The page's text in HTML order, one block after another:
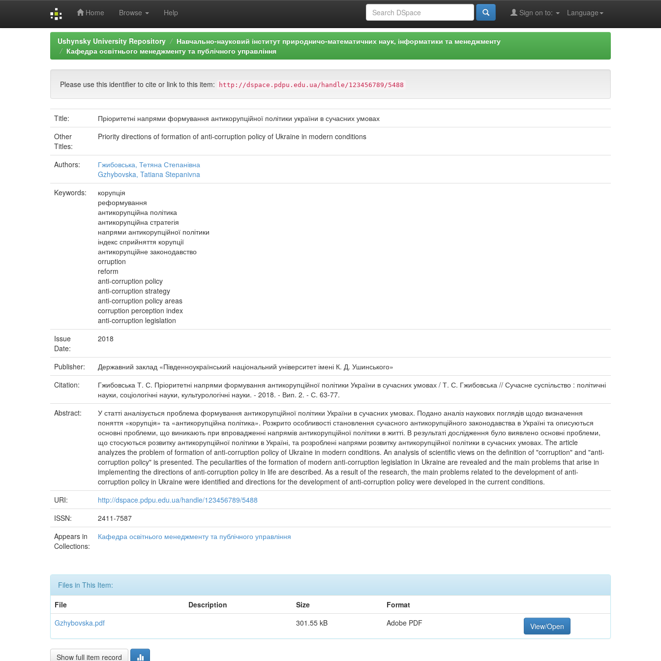
Home Browse Help Language
Sign on to:
Ushynsky University Repository
Навчально-науковий інститут природничо-математичних наук, інформатики та менеджменту
Кафедра освітнього менеджменту та публічного управління
Please use this identifier to cite or link to this item: http://dspace.pdpu.edu.ua/handle/123456789/5488
Title:
Пріоритетні напрями формування антикорупційної політики україни в сучасних умовах
Other
Titles:
Priority directions of formation of anti-corruption policy of Ukraine in modern conditions
Authors:
Гжибовська, Тетяна Степанівна
Gzhybovska, Tatiana Stepanivna
Keywords:
корупція
реформування
антикорупційна політика
антикорупційна стратегія
напрями антикорупційної політики
індекс сприйняття корупції
антикорупційне законодавство
orruption
reform
anti-corruption policy
anti-corruption strategy
anti-corruption policy areas
corruption perception index
anti-corruption legislation
Issue
Date:
2018
Publisher:
Державний заклад «Південноукраїнський національний університет імені К. Д. Ушинського»
Citation:
Гжибовська Т. С. Пріоритетні напрями формування антикорупційної політики України в сучасних умовах / Т. С. Гжибовська // Сучасне суспільство : політичні
науки, соціологічні науки, культурологічні науки. - 2018. - Вип. 2. - С. 63-77.
Abstract:
У статті аналізується проблема формування антикорупційної політики України в сучасних умовах. Подано аналіз наукових поглядів щодо визначення
поняття «корупція» та «антикорупційна політика». Розкрито особливості становлення сучасного антикорупційного законодавства в Україні та описуються
основні проблеми, що виникають при впровадженні напрямів антикорупційної політики в житті. В результаті дослідження було виявлено основні проблеми,
що стосуються розвитку антикорупційної політики в Україні, та розроблені напрями розвитку антикорупційної політики в сучасних умовах. The article
analyzes the problem of formation of anti-corruption policy of Ukraine in modern conditions. An analysis of scientific views on the definition of "corruption" and "anti-
corruption policy" is presented. The peculiarities of the formation of modern anti-corruption legislation in Ukraine are revealed and the main problems that arise in
implementing the directions of anti-corruption policy in life are described. As a result of the research, the main problems related to the development of anti-
corruption policy in Ukraine were identified and directions for the development of anti-corruption policy were developed in the current conditions.
URI:
http://dspace.pdpu.edu.ua/handle/123456789/5488
ISSN:
2411-7587
Appears in
Collections:
Кафедра освітнього менеджменту та публічного управління
Files in This Item:
File
Description Size
Format
Gzhybovska.pdf
301.55 kB Adobe PDF View/Open
Show full item record